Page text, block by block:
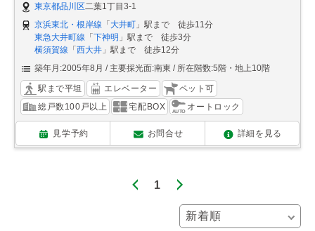
東京都品川区二葉1丁目3-1
京浜東北・根岸線 「大井町 」駅まで 徒歩11分
東急大井町線 「下神明 」駅まで 徒歩3分
横須賀線 「西大井 」駅まで 徒歩12分
築年月:2005年8月
主要採光面:南東 所在階数:5階・地上10階
駅まで平坦 エレベーター
ペット可
総戸数100戸以上
宅配BOX オートロック
見学予約 お問合せ 詳細を見る
1